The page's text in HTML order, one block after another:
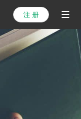
注 册